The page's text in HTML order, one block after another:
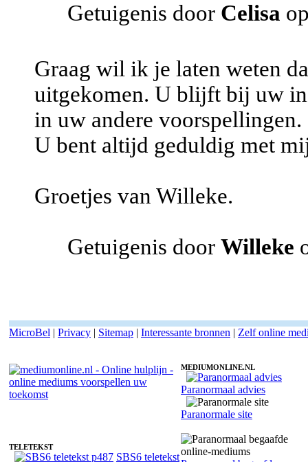
Getuigenis door Celisa
Graag wil ik je laten weten
uitgekomen. U blijft bij uw
in uw andere voorspellingen.
U bent altijd geduldig met
Groetjes van Willeke.
Getuigenis door Willeke
MicroBel | Privacy | Sitemap | Interessante bronnen | Zelf online
TELETEKST
SBS6 teletekst
MEDIUMONLINE.NL
Paranormaal advies
Paranormale site